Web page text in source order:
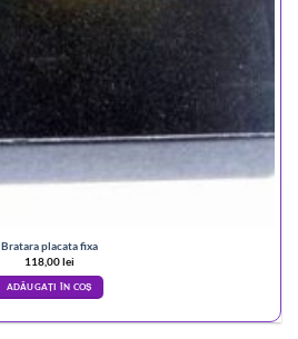
Bratara placata fixa
118,00lei
ADĂUGAȚI ÎN COȘ